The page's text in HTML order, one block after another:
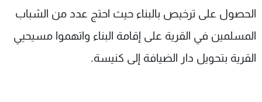
الحصول على ترخيص بالبناء حيث احتج عدد من الشباب
المسلمين في القرية على إقامة البناء واتهموا مسيحيي
القرية بتحويل دار الضيافة إلى كنيسة.